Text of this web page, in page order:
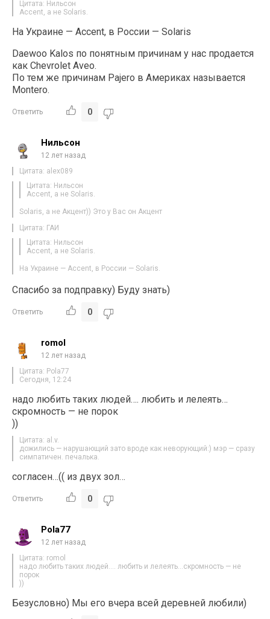
Цитата: Нильсон
Accent, а не Solaris.
На Украине — Accent, в России — Solaris
Daewoo Kalos по понятным причинам у нас продается
как Chevrolet Aveo.
По тем же причинам Pajero в Америках называется
Montero.
Ответить 0
Нильсон
12 лет назад
Цитата: alex089
Цитата: Нильсон
Accent, а не Solaris.
Solaris, а не Акцент)) Это у Вас он Акцент
Цитата: ГАИ
Цитата: Нильсон
Accent, а не Solaris.
На Украине — Accent, в России — Solaris.
Спасибо за подправку) Буду знать)
Ответить 0
romol
12 лет назад
Цитата: Pola77
Сегодня, 12:24
надо любить таких людей…. любить и лелеять…
скромность — не порок
))
Цитата: al.v.
дожились — нарушающий зато вроде как неворующий:) мэр — сразу
симпатичен. печалька.
согласен…(( из двух зол…
Ответить 0
Pola77
12 лет назад
Цитата: romol
надо любить таких людей…. любить и лелеять…скромность — не
порок
))
Безусловно) Мы его вчера всей деревней любили)